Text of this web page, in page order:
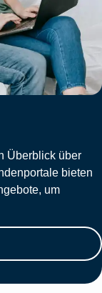
Überblick über
bieten
um